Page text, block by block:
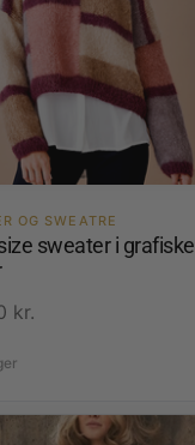
OG SWEATRE
sweater i grafiske
kr.